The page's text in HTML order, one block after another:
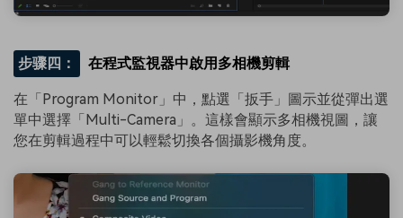
步骤四： 在程式監視器中啟用多相機剪輯
在「Program Monitor」中，點選「扳手」圖示並從彈出選
單中選擇「Multi-Camera」。這樣會顯示多相機視圖，讓
您在剪輯過程中可以輕鬆切換各個攝影機角度。